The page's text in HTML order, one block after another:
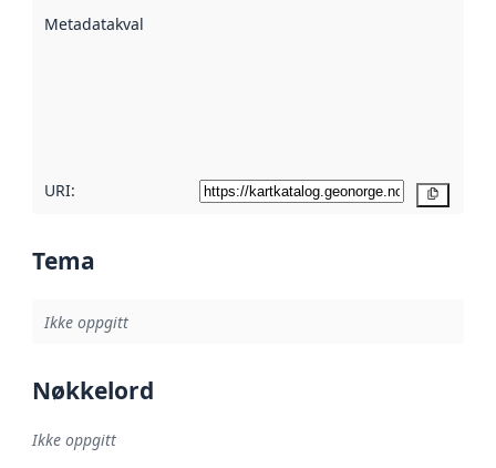
Metadatakvalitet
URI:
Tema
Ikke oppgitt
Nøkkelord
Ikke oppgitt